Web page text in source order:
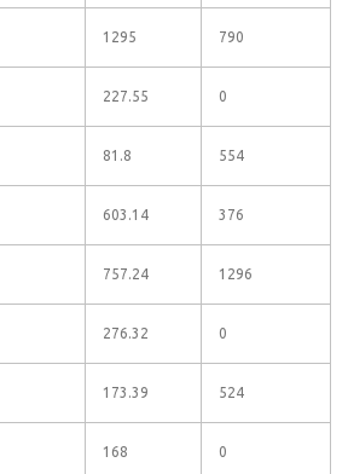
1295 790
227.55 0
81.8 554
603.14 376
757.24 1296
276.32 0
173.39 524
168 0